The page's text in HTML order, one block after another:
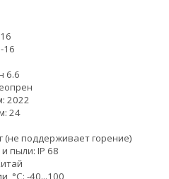
16
6.6
2022
24
(не поддерживает горение)
пыли: IP 68
°С: -40...100